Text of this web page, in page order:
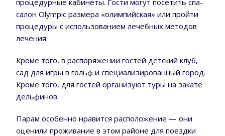
салон Olympic размера «олимпийская» или пройти
процедуры с использованием лечебных методов
лечения.
Кроме того, в распоряжении гостей детский клуб,
сад для игры в гольф и специализированный город.
Кроме того, для гостей организуют туры на закате
дельфинов.
Парам особенно нравится расположение — они
оценили проживание в этом районе для поездки